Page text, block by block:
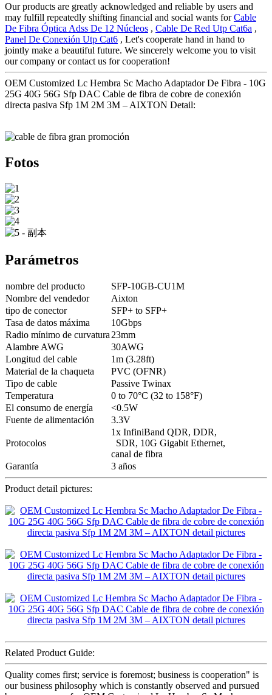
Our products are greatly acknowledged and reliable by users and
may fulfill repeatedly shifting financial and social wants forCable
De Fibra Óptica Adss De 12 Núcleos , Cable De Red Utp Cat6a ,
Panel De Conexión Utp Cat6 , Let's cooperate hand in hand to
jointly make a beautiful future. We sincerely welcome you to visit
our company or contact us for cooperation!
OEM Customized Lc Hembra Sc Macho Adaptador De Fibra - 10G
25G 40G 56G Sfp DAC Cable de fibra de cobre de conexión
directa pasiva Sfp 1M 2M 3M – AIXTON Detail:
Fotos
Parámetros
nombre del producto
SFP-10GB-CU1M
Nombre del vendedor
Aixton
tipo de conector
SFP+ to SFP+
Tasa de datos máxima
10Gbps
Radio mínimo de curvatura 23mm
Alambre AWG
30AWG
Longitud del cable
1m (3.28ft)
Material de la chaqueta
PVC (OFNR)
Tipo de cable
Passive Twinax
Temperatura
0 to 70°C (32 to 158°F)
El consumo de energía
<0.5W
Fuente de alimentación
3.3V
Protocolos
1x InfiniBand QDR, DDR,
SDR, 10G Gigabit Ethernet,
canal de fibra
Garantía
3 años
Product detail pictures:
Related Product Guide:
Quality comes first; service is foremost; business is cooperation" is
our business philosophy which is constantly observed and pursued